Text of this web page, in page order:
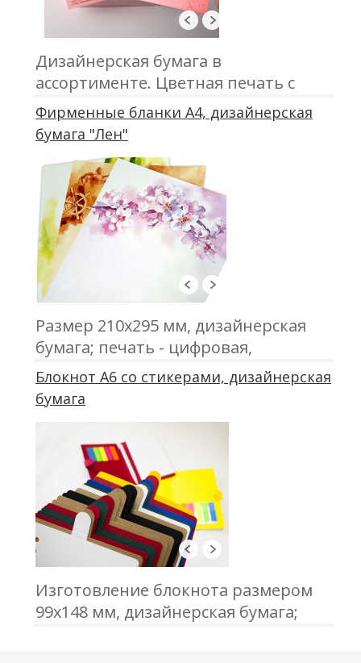
Дизайнерская бумага в
ассортименте. Цветная печать с
одной или двух сторон. Размер
90х50 мм либо 85х55 мм.
Фирменные бланки А4, дизайнерская
бумага "Лен"
Размер 210х295 мм, дизайнерская
бумага; печать - цифровая,
офсетная; тиснение; нумерация
Блокнот А6 со стикерами, дизайнерская
бумага
Изготовление блокнота размером
99х148 мм, дизайнерская бумага;